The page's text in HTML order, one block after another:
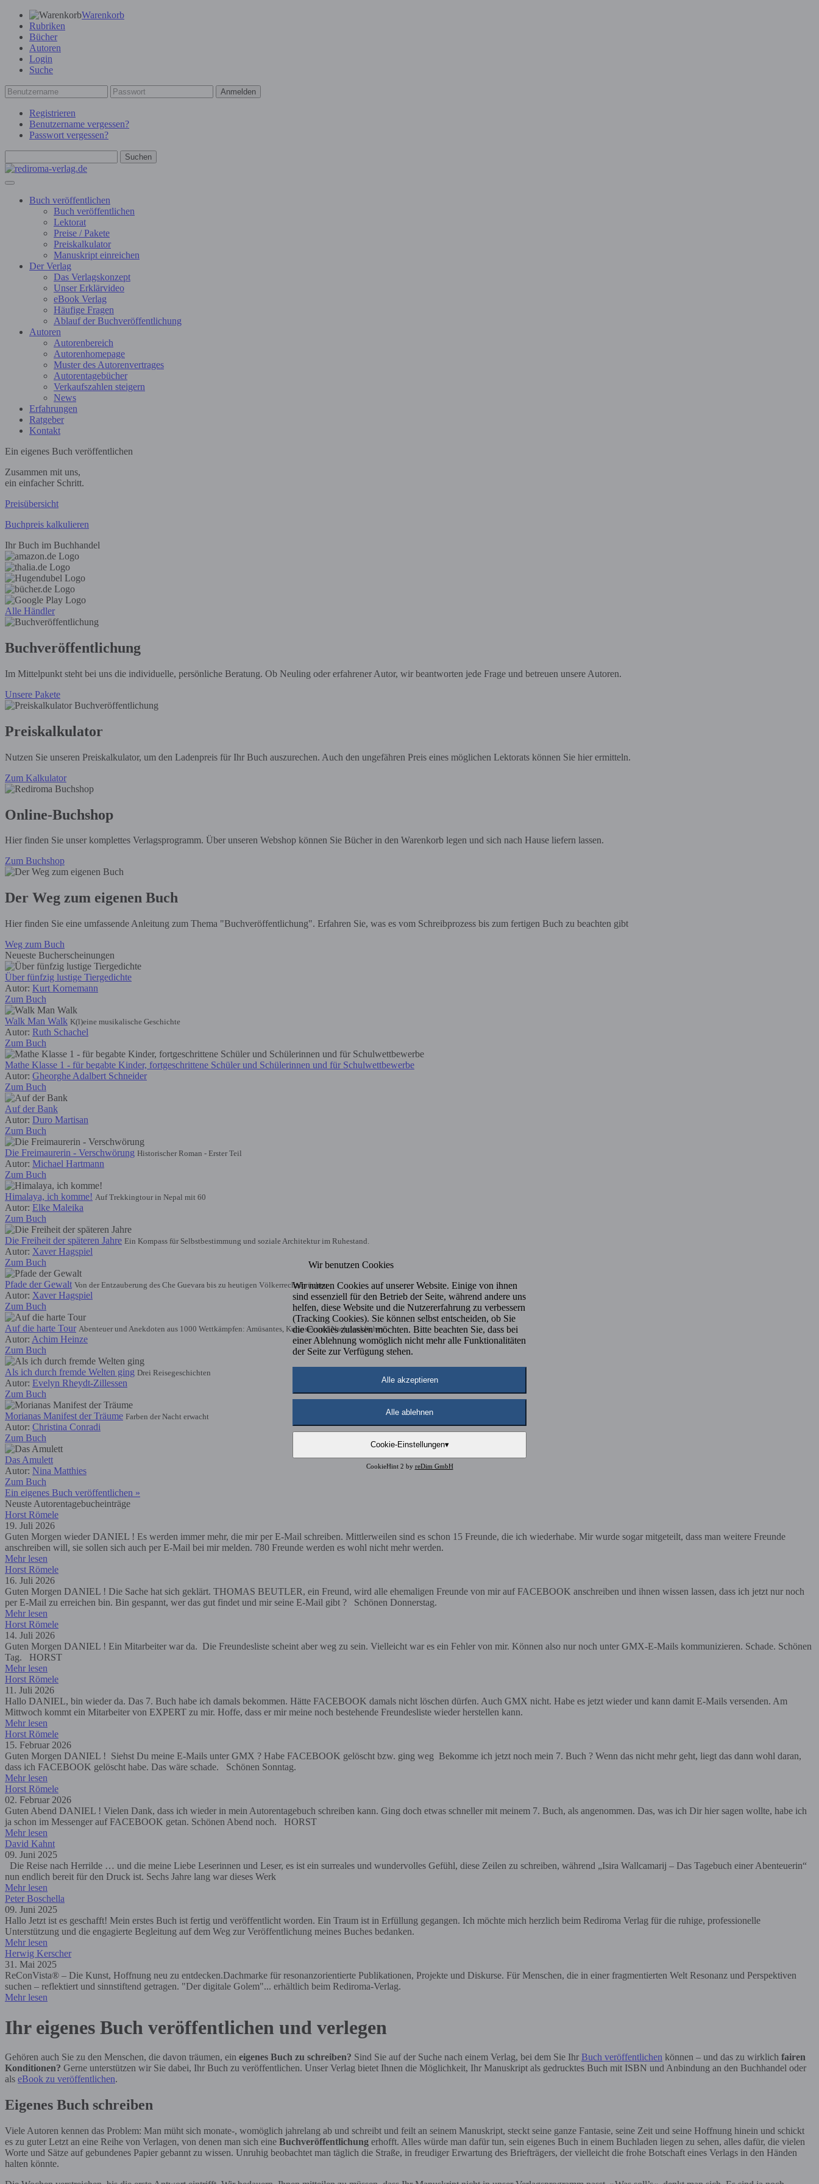
Warenkorb
Rubriken
Bücher
Autoren
Login
Suche
Anmelden
Registrieren
Benutzername vergessen?
Passwort vergessen?
Suchen
Buch veröffentlichen
Buch veröffentlichen
Lektorat
Preise / Pakete
Preiskalkulator
Manuskript einreichen
Der Verlag
Das Verlagskonzept
Unser Erklärvideo
eBook Verlag
Häufige Fragen
Ablauf der Buchveröffentlichung
Autoren
Autorenbereich
Autorenhomepage
Muster des Autorenvertrages
Autorentagebücher
Verkaufszahlen steigern
News
Erfahrungen
Ratgeber
Kontakt
Ein eigenes Buch veröffentlichen
Zusammen mit uns,
ein einfacher Schritt.
Preisübersicht
Buchpreis kalkulieren
Ihr Buch im Buchhandel
Alle Händler
Buchveröffentlichung
Im Mittelpunkt steht bei uns die individuelle, persönliche Beratung. Ob Neuling oder erfahrener Autor, wir beantworten jede Frage und betreuen unsere Autoren.
Unsere Pakete
Preiskalkulator
Nutzen Sie unseren Preiskalkulator, um den Ladenpreis für Ihr Buch auszurechen. Auch den ungefähren Preis eines möglichen Lektorats können Sie hier ermitteln.
Zum Kalkulator
Online-Buchshop
Hier finden Sie unser komplettes Verlagsprogramm. Über unseren Webshop können Sie Bücher in den Warenkorb legen und sich nach Hause liefern lassen.
Zum Buchshop
Der Weg zum eigenen Buch
Hier finden Sie eine umfassende Anleitung zum Thema "Buchveröffentlichung". Erfahren Sie, was es vom Schreibprozess bis zum fertigen Buch zu beachten gibt
Weg zum Buch
Neueste Bucherscheinungen
Über fünfzig lustige Tiergedichte
Autor: Kurt Kornemann
Zum Buch
Walk Man Walk K(l)eine musikalische Geschichte
Autor: Ruth Schachel
Zum Buch
Mathe Klasse 1 - für begabte Kinder, fortgeschrittene Schüler und Schülerinnen und für Schulwettbewerbe
Autor: Gheorghe Adalbert Schneider
Zum Buch
Auf der Bank
Autor: Duro Martisan
Zum Buch
Die Freimaurerin - Verschwörung Historischer Roman - Erster Teil
Autor: Michael Hartmann
Zum Buch
Himalaya, ich komme! Auf Trekkingtour in Nepal mit 60
Autor: Elke Maleika
Zum Buch
Die Freiheit der späteren Jahre Ein Kompass für Selbstbestimmung und soziale Architektur im Ruhestand.
Autor: Xaver Hagspiel
Zum Buch
Pfade der Gewalt Von der Entzauberung des Che Guevara bis zu heutigen Völkerrechtsbrüchen
Autor: Xaver Hagspiel
Zum Buch
Auf die harte Tour Abenteuer und Anekdoten aus 1000 Wettkämpfen: Amüsantes, Kurioses und Nachdenkliches
Autor: Achim Heinze
Zum Buch
Als ich durch fremde Welten ging Drei Reisegeschichten
Autor: Evelyn Rheydt-Zillessen
Zum Buch
Morianas Manifest der Träume Farben der Nacht erwacht
Autor: Christina Conradi
Zum Buch
Das Amulett
Autor: Nina Matthies
Zum Buch
Ein eigenes Buch veröffentlichen »
Neuste Autorentagebucheinträge
Horst Römele
19. Juli 2026
Guten Morgen wieder DANIEL ! Es werden immer mehr, die mir per E-Mail schreiben. Mittlerweilen sind es schon 15 Freunde, die ich wiederhabe. Mir wurde sogar mitgeteilt, dass man weitere Freunde
anschreiben will, sie sollen sich auch per E-Mail bei mir melden. 780 Freunde werden es wohl nicht mehr werden.
Mehr lesen
Horst Römele
16. Juli 2026
Guten Morgen DANIEL ! Die Sache hat sich geklärt. THOMAS BEUTLER, ein Freund, wird alle ehemaligen Freunde von mir auf FACEBOOK anschreiben und ihnen wissen lassen, dass ich jetzt nur noch
per E-Mail zu erreichen bin. Bin gespannt, wer das gut findet und mir seine E-Mail gibt ? Schönen Donnerstag.
Mehr lesen
Horst Römele
14. Juli 2026
Guten Morgen DANIEL ! Ein Mitarbeiter war da. Die Freundesliste scheint aber weg zu sein. Vielleicht war es ein Fehler von mir. Können also nur noch unter GMX-E-Mails kommunizieren. Schade. Schönen
Tag. HORST
Mehr lesen
Horst Römele
11. Juli 2026
Hallo DANIEL, bin wieder da. Das 7. Buch habe ich damals bekommen. Hätte FACEBOOK damals nicht löschen dürfen. Auch GMX nicht. Habe es jetzt wieder und kann damit E-Mails versenden. Am
Mittwoch kommt ein Mitarbeiter von EXPERT zu mir. Hoffe, dass er mir meine noch bestehende Freundesliste wieder herstellen kann.
Mehr lesen
Horst Römele
15. Februar 2026
Guten Morgen DANIEL ! Siehst Du meine E-Mails unter GMX ? Habe FACEBOOK gelöscht bzw. ging weg Bekomme ich jetzt noch mein 7. Buch ? Wenn das nicht mehr geht, liegt das dann wohl daran,
dass ich FACEBOOK gelöscht habe. Das wäre schade. Schönen Sonntag.
Mehr lesen
Horst Römele
02. Februar 2026
Guten Abend DANIEL ! Vielen Dank, dass ich wieder in mein Autorentagebuch schreiben kann. Ging doch etwas schneller mit meinem 7. Buch, als angenommen. Das, was ich Dir hier sagen wollte, habe ich
ja schon im Messenger auf FACEBOOK getan. Schönen Abend noch. HORST
Mehr lesen
David Kahnt
09. Juni 2025
Die Reise nach Herrilde … und die meine Liebe Leserinnen und Leser, es ist ein surreales und wundervolles Gefühl, diese Zeilen zu schreiben, während „Isira Wallcamarij – Das Tagebuch einer Abenteuerin“
nun endlich bereit für den Druck ist. Sechs Jahre lang war dieses Werk
Mehr lesen
Peter Boschella
09. Juni 2025
Hallo Jetzt ist es geschafft! Mein erstes Buch ist fertig und veröffentlicht worden. Ein Traum ist in Erfüllung gegangen. Ich möchte mich herzlich beim Rediroma Verlag für die ruhige, professionelle
Unterstützung und die engagierte Begleitung auf dem Weg zur Veröffentlichung meines Buches bedanken.
Mehr lesen
Herwig Kerscher
31. Mai 2025
ReConVista® – Die Kunst, Hoffnung neu zu entdecken.Dachmarke für resonanzorientierte Publikationen, Projekte und Diskurse. Für Menschen, die in einer fragmentierten Welt Resonanz und Perspektiven
suchen – reflektiert und sinnstiftend getragen. "Der digitale Golem"... erhältlich beim Rediroma-Verlag.
Mehr lesen
Ihr eigenes Buch veröffentlichen und verlegen
Gehören auch Sie zu den Menschen, die davon träumen, ein eigenes Buch zu schreiben? Sind Sie auf der Suche nach einem Verlag, bei dem Sie Ihr Buch veröffentlichen können – und das zu wirklich fairen
Konditionen? Gerne unterstützen wir Sie dabei, Ihr Buch zu veröffentlichen. Unser Verlag bietet Ihnen die Möglichkeit, Ihr Manuskript als gedrucktes Buch mit ISBN und Anbindung an den Buchhandel oder
als eBook zu veröffentlichen.
Eigenes Buch schreiben
Viele Autoren kennen das Problem: Man müht sich monate-, womöglich jahrelang ab und schreibt und feilt an seinem Manuskript, steckt seine ganze Fantasie, seine Zeit und seine Hoffnung hinein und schickt
es zu guter Letzt an eine Reihe von Verlagen, von denen man sich eine Buchveröffentlichung erhofft. Alles würde man dafür tun, sein eigenes Buch in einem Buchladen liegen zu sehen, alles dafür, die vielen
Worte und Sätze auf gebundenes Papier gebannt zu wissen. Unruhig beobachtet man täglich die Straße, in freudiger Erwartung des Briefträgers, der vielleicht die frohe Botschaft eines Verlags in den Händen
halten könnte.
Wir benutzen Cookies
Wir nutzen Cookies auf unserer Website. Einige von ihnen
sind essenziell für den Betrieb der Seite, während andere uns
helfen, diese Website und die Nutzererfahrung zu verbessern
(Tracking Cookies). Sie können selbst entscheiden, ob Sie
die Cookies zulassen möchten. Bitte beachten Sie, dass bei
einer Ablehnung womöglich nicht mehr alle Funktionalitäten
der Seite zur Verfügung stehen.
Alle akzeptieren
Alle ablehnen
Cookie-Einstellungen▾
CookieHint 2 by reDim GmbH